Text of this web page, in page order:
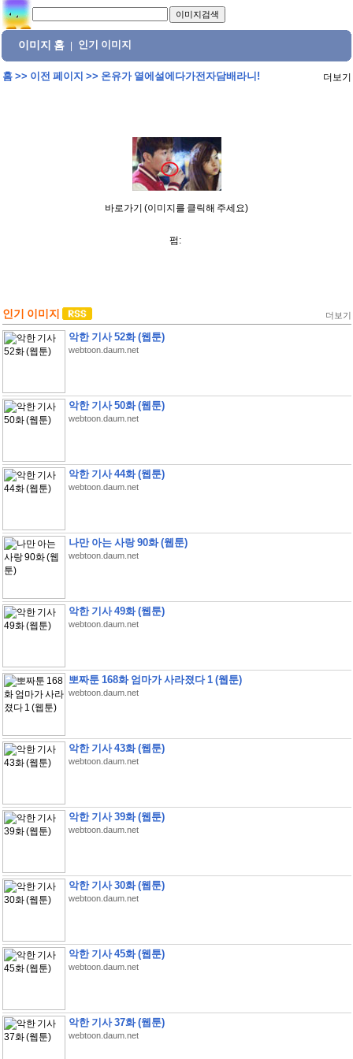
이미지 홈 인기 이미지
홈>> 이전 페이지 >> 온유가 열에설에다가전자담배라니! 더보기
바로가기 (이미지를 클릭해 주세요)
펌:
인기 이미지 더보기
악한 기사 52화 (웹툰)
webtoon.daum.net
악한 기사 50화 (웹툰)
webtoon.daum.net
악한 기사 44화 (웹툰)
webtoon.daum.net
나만 아는 사랑 90화 (웹툰)
webtoon.daum.net
악한 기사 49화 (웹툰)
webtoon.daum.net
뽀짜툰 168화 엄마가 사라졌다 1 (웹툰)
webtoon.daum.net
악한 기사 43화 (웹툰)
webtoon.daum.net
악한 기사 39화 (웹툰)
webtoon.daum.net
악한 기사 30화 (웹툰)
webtoon.daum.net
악한 기사 45화 (웹툰)
webtoon.daum.net
악한 기사 37화 (웹툰)
webtoon.daum.net